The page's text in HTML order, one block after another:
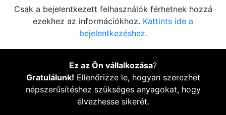
Csak a bejelentkezett felhasználók férhetnek hozzá
ezekhez az információkhoz. Kattints ide a
bejelentkezéshez.
Ez az Ön vállalkozása?
Gratulálunk! Ellenőrizze le, hogyan szerezhet
népszerűsítéshez szükséges anyagokat, hogy
élvezhesse sikerét.